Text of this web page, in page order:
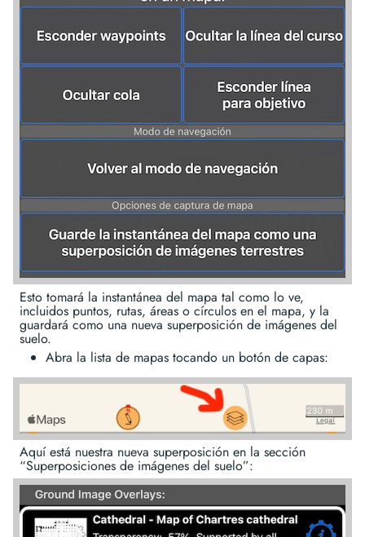
Esto tomará la instantánea del mapa tal como lo ve,
incluidos puntos, rutas, áreas o círculos en el mapa, y la
guardará como una nueva superposición de imágenes del
suelo.
Abra la lista de mapas tocando un botón de capas:
Aquí está nuestra nueva superposición en la sección
“Superposiciones de imágenes del suelo”: